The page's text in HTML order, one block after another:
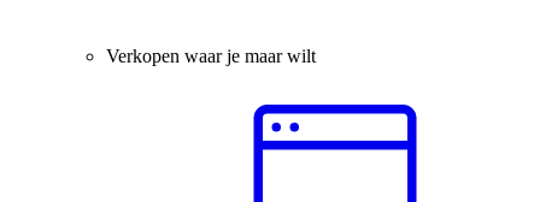
Verkopen waar je maar wilt